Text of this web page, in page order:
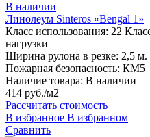
В наличии
Линолеум Sinteros «Bengal 1»
Класс использования: 22
нагрузки
Ширина рулона в резке: 2,5 м.
Пожарная безопасность: КМ5
Наличие товара: В наличии
414 руб./м2
Рассчитать стоимость
В избранное В избранном
Сравнить